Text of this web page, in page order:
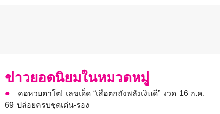
ข่าวยอดนิยมในหมวดหมู่
คอหวยตาโต! เลขเด็ด “เสือตกถังพลังเงินดี” งวด 16 ก.ค.
69 ปล่อยครบชุดเด่น-รอง